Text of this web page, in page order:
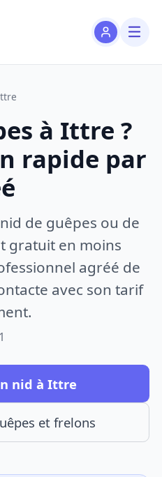
à Ittre ?
rapide par
de guêpes ou de
gratuit en moins
agréé de
avec son tarif
nid à Ittre
et frelons